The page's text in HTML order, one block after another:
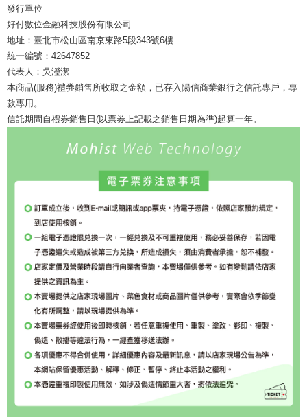
發行單位
好付數位金融科技股份有限公司
地址：臺北市松山區南京東路5段343號6樓
統一編號：42647852
代表人：吳瀅潔
本商品(服務)禮券銷售所收取之金額，已存入陽信商業銀行之信託專戶，專
款專用。
信託期間自禮券銷售日(以票券上記載之銷售日期為準)起算一年。